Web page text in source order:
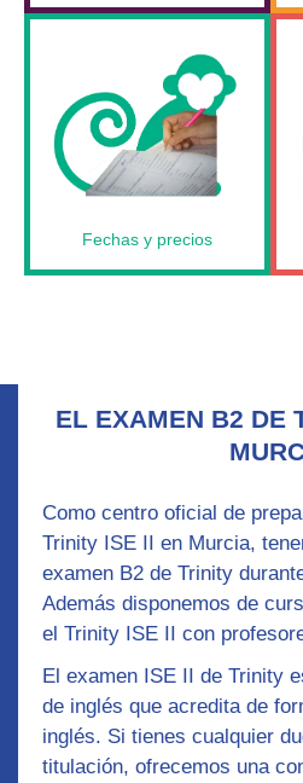
Fechas y precios
EL EXAMEN B2 DE
Como centro oficial de
Trinity ISE II en Murcia,
examen B2 de Trinity
Además disponemos de
el Trinity ISE II con
El examen ISE II de Trinity
de inglés que acredita de
inglés. Si tienes cualquier
titulación, ofrecemos una